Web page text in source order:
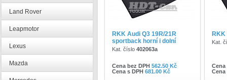
RKK Audi Q3 19R/21R
sportback horní i dolní
Kat. číslo 402063a
Cena bez DPH 562.50 Kč
Cena s DPH 681.00 Kč
RKK
Kat.
Land Rover
Leapmotor
Lexus
Mazda